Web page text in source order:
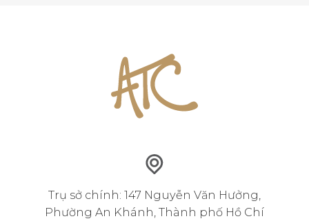
Trụ sở chính: 147 Nguyễn Văn Hưởng,
Phường An Khánh, Thành phố Hồ Chí